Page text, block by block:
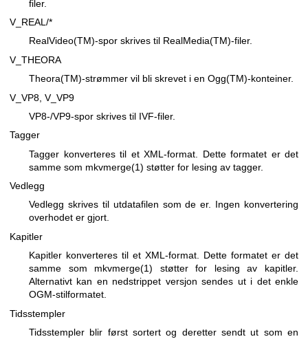
filer.
V_REAL/*
RealVideo(TM)-spor skrives til RealMedia(TM)-filer.
V_THEORA
Theora(TM)-strømmer vil bli skrevet i en Ogg(TM)-konteiner.
V_VP8, V_VP9
VP8-/VP9-spor skrives til IVF-filer.
Tagger
Tagger konverteres til et XML-format. Dette formatet er det
samme som mkvmerge(1) støtter for lesing av tagger.
Vedlegg
Vedlegg skrives til utdatafilen som de er. Ingen konvertering
overhodet er gjort.
Kapitler
Kapitler konverteres til et XML-format. Dette formatet er det
samme som mkvmerge(1) støtter for lesing av kapitler.
Alternativt kan en nedstrippet versjon sendes ut i det enkle
OGM-stilformatet.
Tidsstempler
Tidsstempler blir først sortert og deretter sendt ut som en